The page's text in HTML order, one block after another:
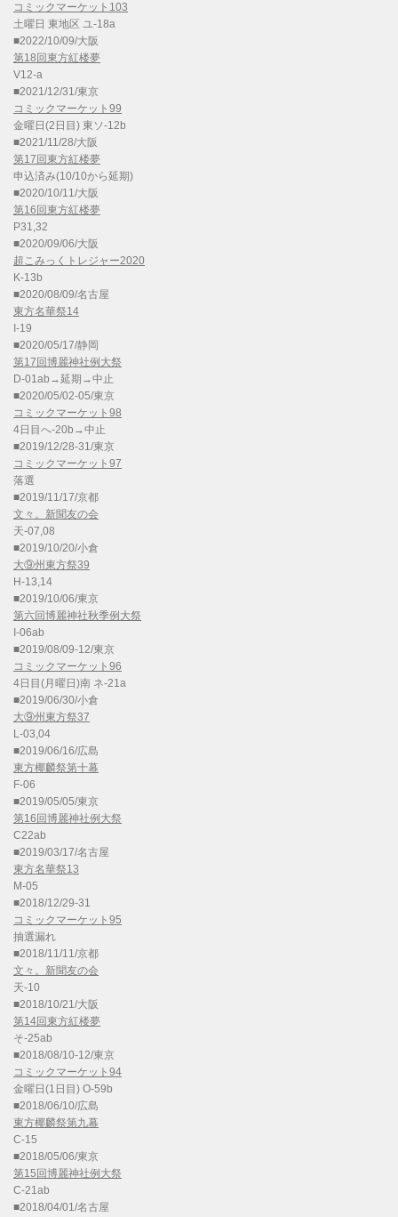
コミックマーケット103
土曜日 東地区 ユ-18a
■2022/10/09/大阪
第18回東方紅楼夢
V12-a
■2021/12/31/東京
コミックマーケット99
金曜日(2日目) 東ソ-12b
■2021/11/28/大阪
第17回東方紅楼夢
申込済み(10/10から延期)
■2020/10/11/大阪
第16回東方紅楼夢
P31,32
■2020/09/06/大阪
超こみっくトレジャー2020
K-13b
■2020/08/09/名古屋
東方名華祭14
I-19
■2020/05/17/静岡
第17回博麗神社例大祭
D-01ab→延期→中止
■2020/05/02-05/東京
コミックマーケット98
4日目へ-20b→中止
■2019/12/28-31/東京
コミックマーケット97
落選
■2019/11/17/京都
文々。新聞友の会
天-07,08
■2019/10/20/小倉
大⑨州東方祭39
H-13,14
■2019/10/06/東京
第六回博麗神社秋季例大祭
I-06ab
■2019/08/09-12/東京
コミックマーケット96
4日目(月曜日)南 ネ-21a
■2019/06/30/小倉
大⑨州東方祭37
L-03,04
■2019/06/16/広島
東方椰麟祭第十幕
F-06
■2019/05/05/東京
第16回博麗神社例大祭
C22ab
■2019/03/17/名古屋
東方名華祭13
M-05
■2018/12/29-31
コミックマーケット95
抽選漏れ
■2018/11/11/京都
文々。新聞友の会
天-10
■2018/10/21/大阪
第14回東方紅楼夢
そ-25ab
■2018/08/10-12/東京
コミックマーケット94
金曜日(1日目) O-59b
■2018/06/10/広島
東方椰麟祭第九幕
C-15
■2018/05/06/東京
第15回博麗神社例大祭
C-21ab
■2018/04/01/名古屋